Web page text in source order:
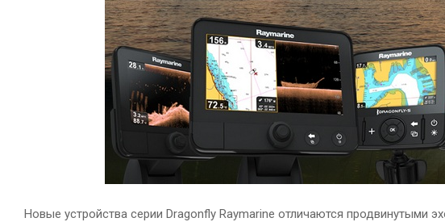
Новые устройства серии Dragonfly Raymarine отличаются продвинутыми